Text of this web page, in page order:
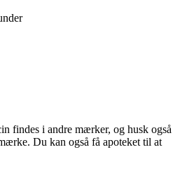
findes i andre mærker, og husk også
Du kan også få apoteket til at